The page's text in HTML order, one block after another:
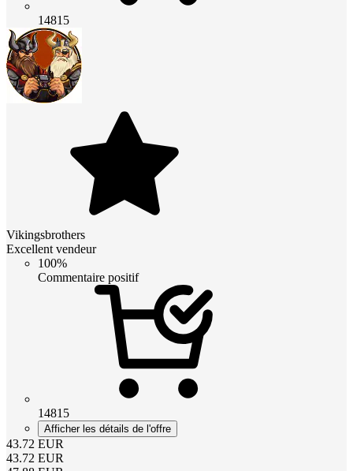
14815
Vikingsbrothers
Excellent vendeur
100%
Commentaire positif
14815
Afficher les détails de l'offre
43.72 EUR
43.72 EUR